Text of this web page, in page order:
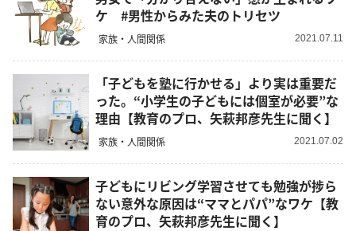
ケ #男性からみた夫のトリセツ
家族・人間関係 2021.07.11
「子どもを塾に行かせる」より実は重要だ
った。“小学生の子どもには個室が必要”な
理由【教育のプロ、矢萩邦彦先生に聞く】
家族・人間関係 2021.07.02
子どもにリビング学習させても勉強が捗ら
ない意外な原因は“ママとパパ”なワケ【教
育のプロ、矢萩邦彦先生に聞く】